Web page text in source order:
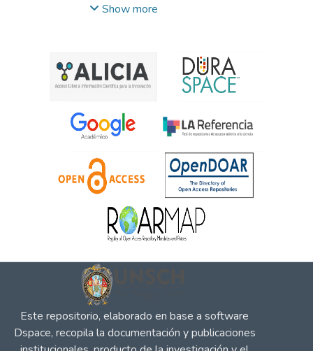
pelo. Con el objetivo de Determinar la
parásitos zoonoticos, en muestras de heces
se obtuvo 23 positivos (76.67%) y 7
negativos (23.33%), sin embargo para las
muestras de pelo se obtuvo 16 positivos
(53.33%) y 14 negativos (46.67%).
Respecto a la relación que existe entre
edad y sexo en muestras de heces, para los
machos de 2 meses una mayor cantidad
para el Ancylostoma caninum con 400
hpgh., y para los canes de 1 año el
Diphilidium caninum con 433 hpgh. y para
los de 2 años el Echinococcus granulosus
con 700 hpgh., mientras que para las
hembras de 2 meses se tiene en mayor
cantidad al Diphilidium caninum con 475
hpgh, para 1 año al Ancylostoma caninum
con 567 hpgh y para 2 años al Toxocara
canis con 400 hpgh., asi mismo en las
Show more
Este repositorio, elaborado en base a software
Dspace, recopila la documentación y publicaciones